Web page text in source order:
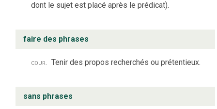
dont le sujet est placé après le prédicat).
faire des phrases
cour. Tenir des propos recherchés ou prétentieux.
sans phrases